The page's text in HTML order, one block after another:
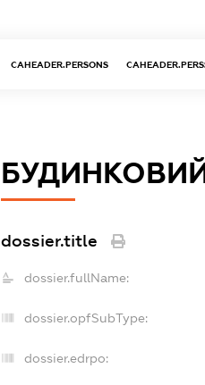
CAHEADER.PERSONS
БУДИНКОВИЙ
dossier.title
dossier.fullName:
dossier.opfSubType:
dossier.edrpo: